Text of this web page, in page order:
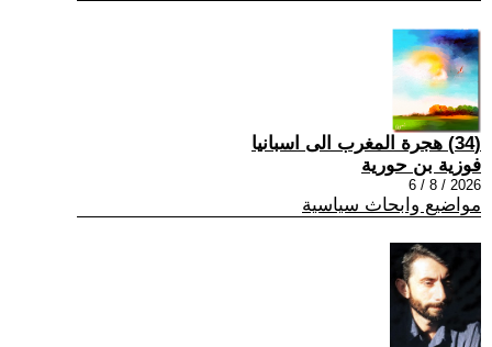
(34) هجرة المغرب الى اسبانيا
فوزية بن حورية
2026 / 8 / 6
مواضيع وابحاث سياسية